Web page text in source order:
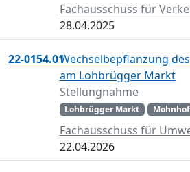
Fachausschuss für
28.04.2025
22-0154.01Wechselbepflanzung
am Lohbrügger Markt
Stellungnahme
Lohbrügger Markt Mohnhof
Fachausschuss für
22.04.2026